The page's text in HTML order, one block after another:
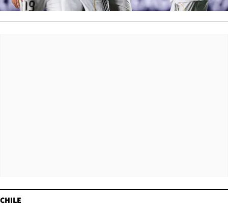
CHILE